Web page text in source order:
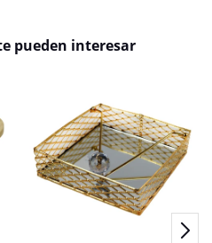
pueden interesar